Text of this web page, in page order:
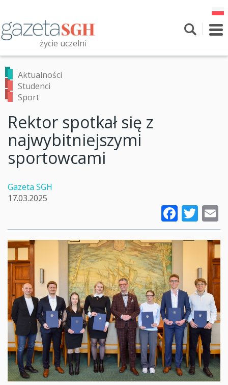
treści
życie uczelni
Przeszukaj witrynę
Aktualności
Studenci
Sport
Rektor spotkał się z
najwybitniejszymi
sportowcami
Gazeta SGH
17.03.2025